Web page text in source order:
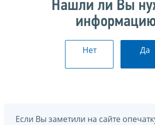
Нашли ли Вы
Нет Да
Если Вы заметили на сайте